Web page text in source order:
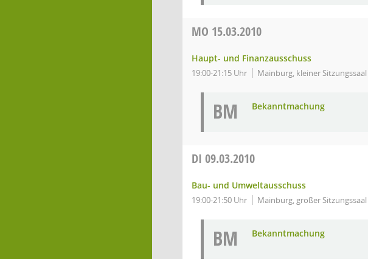
MO 15.03.2010
Haupt- und Finanzausschuss
19:00-21:15 Uhr Mainburg, kleiner Sitzungssaal
BM Bekanntmachung
DI 09.03.2010
Bau- und Umweltausschuss
19:00-21:50 Uhr Mainburg, großer Sitzungssaal
BM Bekanntmachung